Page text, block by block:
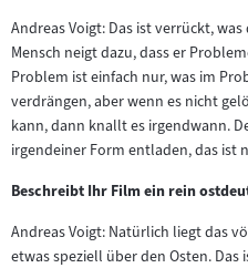
Andreas Voigt: Das ist verrückt,
Mensch neigt dazu, dass er
Problem ist einfach nur, was im
verdrängen, aber wenn es nicht
kann, dann knallt es irgendwann.
irgendeiner Form entladen, das ist
Beschreibt Ihr Film ein rein
Andreas Voigt: Natürlich liegt das
etwas speziell über den Osten. Das